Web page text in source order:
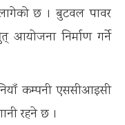
लागेको छ । बुटवल पावर
आयोजना निर्माण गर्ने
कम्पनी एससीआइसी
रहने छ ।